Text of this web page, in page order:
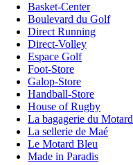
Basket-Center
Boulevard du Golf
Direct Running
Direct-Volley
Espace Golf
Foot-Store
Galop-Store
Handball-Store
House of Rugby
La bagagerie du Motard
La sellerie de Maé
Le Motard Bleu
Made in Paradis